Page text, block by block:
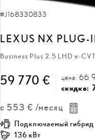
#J168330833
LEXUS NX PLUG-
Business Plus 2.5 LHD e-
59 770 € цена: 66
скидка:
с 553 € /месяц
Подключаемый гибрид
136 кВт